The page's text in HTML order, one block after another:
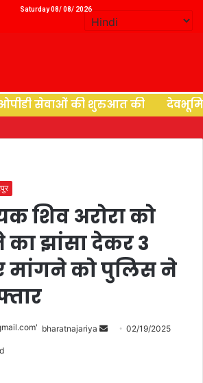
Saturday 08/ 08/ 2026
सेवाओं की शुरुआत की देवभूमि की
शिव अरोरा को
का झांसा देकर 3
मांगने को पुलिस ने
bharatnajariya 02/19/2025